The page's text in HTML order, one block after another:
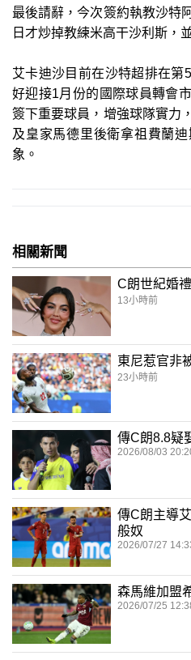
最後請辭，今次簽約執教沙特
日才炒掉教練米高干沙利斯，
艾卡迪沙目前在沙特超排在第
好迎接1月份的國際球員轉會
簽下重要球員，增強球隊實力
及皇家馬德里後衛拿祖費蘭
象。
相關新聞
C朗世紀婚
13小時前
東尼惹官非
23小時前
傳C朗8.8疑
2026/08/03
傳C朗主導
般奴
2026/07/27
森馬維加盟
2026/07/25